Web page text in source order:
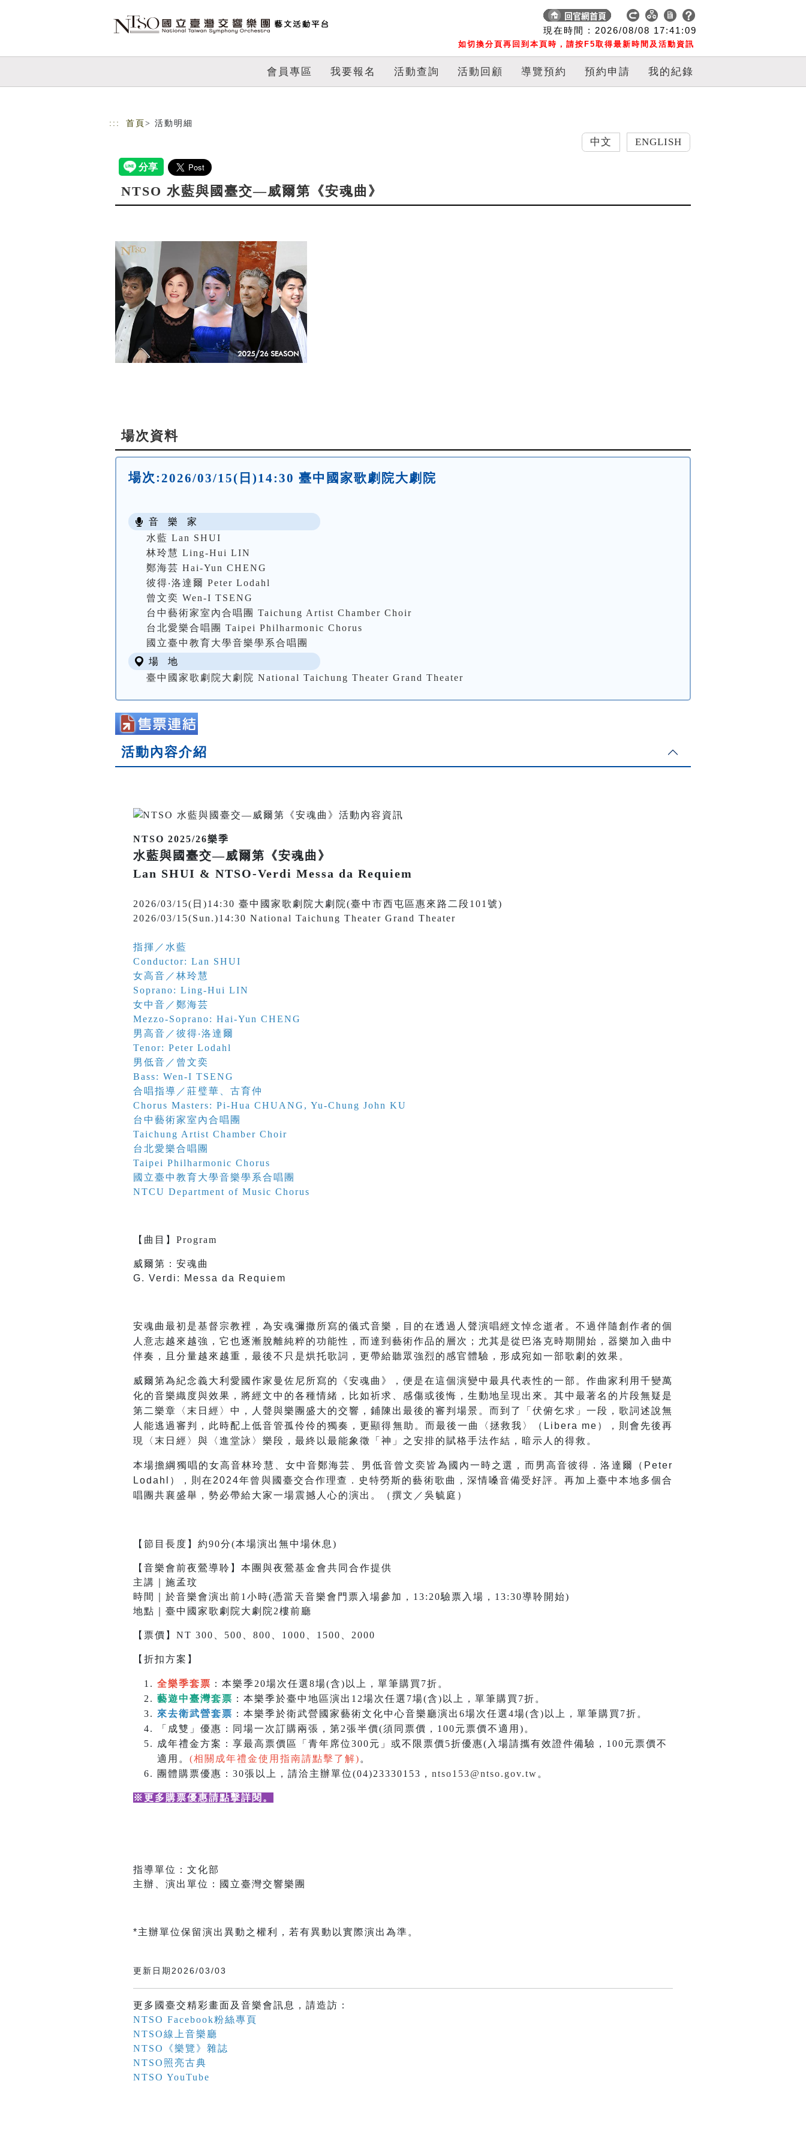
現在時間 : 2026/08/08 17:41:10
如切換分頁再回到本頁時，請按F5取得最新時間及活動資訊
會員專區 我要報名 活動查詢 活動回顧 導覽預約 預約申請 我的紀錄
::: 首頁 > 活動明細
ENGLISH
NTSO 水藍與國臺交—威爾第《安魂曲》
場次資料
場次:2026/03/15(日)14:30 臺中國家歌劇院大劇院
音 樂 家
水藍 Lan SHUI
林玲慧 Ling-Hui LIN
鄭海芸 Hai-Yun CHENG
彼得‧洛達爾 Peter Lodahl
曾文奕 Wen-I TSENG
台中藝術家室內合唱團 Taichung Artist Chamber Choir
台北愛樂合唱團 Taipei Philharmonic Chorus
國立臺中教育大學音樂學系合唱團
場 地
臺中國家歌劇院大劇院 National Taichung Theater Grand Theater
活動內容介紹
NTSO 2025/26樂季
水藍與國臺交—威爾第《安魂曲》
Lan SHUI & NTSO-Verdi Messa da Requiem
2026/03/15(日)14:30 臺中國家歌劇院大劇院(臺中市西屯區惠來路二段101號)
2026/03/15(Sun.)14:30 National Taichung Theater Grand Theater
指揮／水藍
Conductor: Lan SHUI
女高音／林玲慧
Soprano: Ling-Hui LIN
女中音／鄭海芸
Mezzo-Soprano: Hai-Yun CHENG
男高音／彼得‧洛達爾
Tenor: Peter Lodahl
男低音／曾文奕
Bass: Wen-I TSENG
合唱指導／ 莊璧華
古育仲
Chorus Masters: Pi-Hua CHUANG , Yu-Chung John KU
台中藝術家室內合唱團
Taichung Artist Chamber Choir
台北愛樂合唱團
Taipei Philharmonic Chorus
國立臺中教育大學音樂學系合唱團
NTCU Department of Music Chorus
【 曲目 】 Program
威爾第：安魂曲
G. Verdi: Messa da Requiem
安魂曲最初是基督宗教裡，為安魂彌撒所寫的儀式音樂，目的在透過人聲演唱經文悼念逝者。不過伴隨創作者的個
人意志越來越強，它也逐漸脫離純粹的功能性，而達到藝術作品的層次；尤其是從巴洛克時期開始，器樂加入曲中
伴奏，且分量越來越重，最後不只是烘托歌詞，更帶給聽眾強烈的感官體驗，形成宛如一部歌劇的效果。
威爾第為紀念義大利愛國作家曼佐尼所寫的《安魂曲》，便是在這個演變中最具代表性的一部。作曲家利用千變萬
化的音樂織度與效果，將經文中的各種情緒，比如祈求、感傷或後悔，生動地呈現出來。其中最著名的片段無疑是
第二樂章〈末日經〉中，人聲與樂團盛大的交響，鋪陳出最後的審判場景。而到了「伏俯乞求」一段，歌詞述說無
人能逃過審判，此時配上低音管孤伶伶的獨奏，更顯得無助。而最後一曲〈拯救我〉（Libera me），則會先後再
現〈末日經〉與〈進堂詠〉樂段，最終以最能象徵「神」之安排的賦格手法作結，暗示人的得救。
本場擔綱獨唱的女高音林玲慧、女中音鄭海芸、男低音曾文奕皆為國內一時之選，而男高音彼得．洛達爾（Peter
Lodahl），則在2024年曾與國臺交合作理查．史特勞斯的藝術歌曲，深情嗓音備受好評。再加上臺中本地多個合
唱團共襄盛舉，勢必帶給大家一場震撼人心的演出。（撰文／吳毓庭）
【節目長度】約90分(本場演出無中場休息 )
【音樂會前夜鶯導聆】本團與夜鶯基金會共同合作提供
主講｜施孟玟
時間｜於音樂會演出前1小時(憑當天音樂會門票入場參加，13:20驗票入場，13:30導聆開始)
地點｜臺中國家歌劇院大劇院2樓前廳
【票價】NT 300、500、800、1000、1500、2000
【折扣方案】
全樂季套票 ：本樂季20場次任選8場(含)以上，單筆購買7折。
藝遊中臺灣套票 ：本樂季於臺中地區演出12場次任選7場(含)以上，單筆購買7折。
來去衛武營套票 ：本樂季於衛武營國家藝術文化中心音樂廳演出6場次任選4場(含)以上，單筆購買7折。
「成雙」優惠：同場一次訂購兩張，第2張半價(須同票價，100元票價不適用)。
成年禮金方案：享最高票價區「青年席位300元」或不限票價5折優惠(入場請攜有效證件備驗，100元票價不
適用。 (相關成年禮金使用指南請點擊了解) 。
團體購票優惠：30張以上，請洽主辦單位(04)23330153， ntso153@ntso.gov.tw 。
※更多購票優惠請點擊詳閱 。
指導單位：文化部
主辦、演出單位：國立臺灣交響樂團
*主辦單位保留演出異動之權利，若有異動以實際演出為準。
更新日期2026/03/03
更多國臺交精彩畫面及音樂會訊息，請造訪：
NTSO Facebook粉絲專頁
NTSO線上音樂廳
NTSO《樂覽》雜誌
NTSO照亮古典
NTSO YouTube